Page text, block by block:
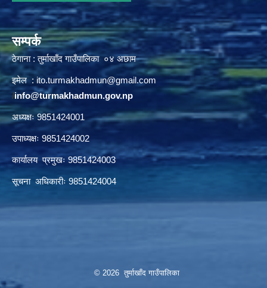
सम्पर्क
ठेगाना : तुर्माखाँद गाउँपालिका ०४ अछाम
इमेल : ito.turmakhadmun@gmail.com
/info@turmakhadmun.gov.np
अध्यक्षः 9851424001
उपाध्यक्षः 9851424002
कार्यालय प्रमुखः 9851424003
सूचना अधिकारीः 9851424004
© 2026 तुर्माखाँद गाउँपालिका